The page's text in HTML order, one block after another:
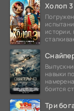
Холоп
истории,
навыки
боится
Три